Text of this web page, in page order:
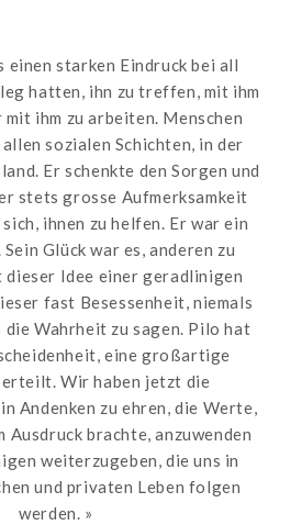
einen starken Eindruck bei all
hatten, ihn zu treffen, mit ihm
mit ihm zu arbeiten. Menschen
sozialen Schichten, in der
Er schenkte den Sorgen und
stets grosse Aufmerksamkeit
ihnen zu helfen. Er war ein
Glück war es, anderen zu
dieser Idee einer geradlinigen
fast Besessenheit, niemals
die Wahrheit zu sagen. Pilo hat
eine großartige
erteilt. Wir haben jetzt die
Andenken zu ehren, die Werte,
Ausdruck brachte, anzuwenden
weiterzugeben, die uns in
und privaten Leben folgen
werden. »